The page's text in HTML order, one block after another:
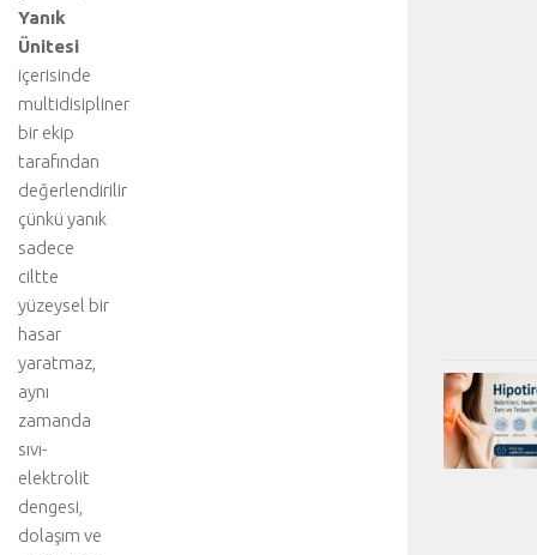
Yanık
Ünitesi
içerisinde
multidisipliner
bir ekip
tarafından
değerlendirilir
çünkü yanık
sadece
ciltte
yüzeysel bir
hasar
yaratmaz,
aynı
zamanda
sıvı-
elektrolit
dengesi,
dolaşım ve